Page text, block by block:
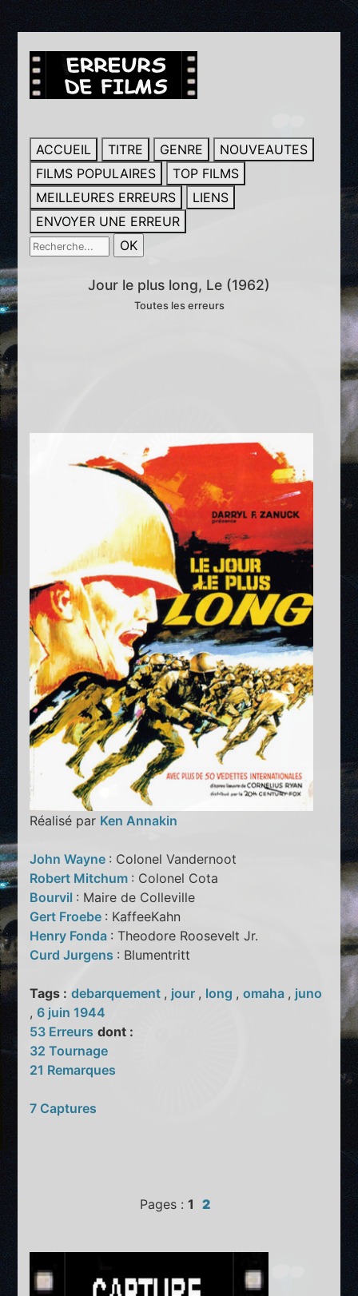
ACCUEIL TITRE GENRE
NOUVEAUTES
FILMS POPULAIRES
TOP FILMS
MEILLEURES ERREURS
LIENS
ENVOYER UNE ERREUR
Jour le plus long, Le (1962)
Toutes les erreurs
Réalisé par Ken Annakin
John Wayne : Colonel Vandernoot
Robert Mitchum : Colonel Cota
Bourvil : Maire de Colleville
Gert Froebe : KaffeeKahn
Henry Fonda : Theodore Roosevelt Jr.
Curd Jurgens : Blumentritt
Tags : debarquement , jour , long ,omaha , juno
,6 juin 1944
53 Erreurs dont :
32 Tournage
21 Remarques
7 Captures
Pages : 1 2